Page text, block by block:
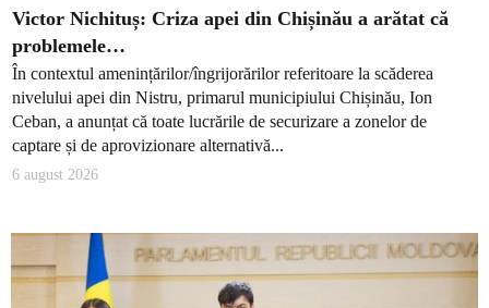
Victor Nichituș: Criza apei din Chișinău a arătat că
problemele…
În contextul amenințărilor/îngrijorărilor referitoare la scăderea
nivelului apei din Nistru, primarul municipiului Chișinău, Ion
Ceban, a anunțat că toate lucrările de securizare a zonelor de
captare și de aprovizionare alternativă...
6 august 2026